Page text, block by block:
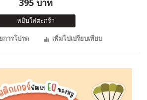
395 บาท
หยิบใส่ตะกร้า
การโปรด
เพิ่มไปเปรียบเทียบ